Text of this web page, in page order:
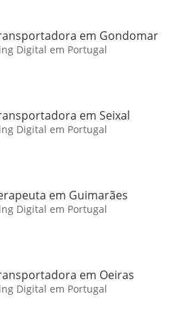
em Gondomar
Digital em Portugal
em Seixal
Digital em Portugal
em Guimarães
Digital em Portugal
em Oeiras
Digital em Portugal